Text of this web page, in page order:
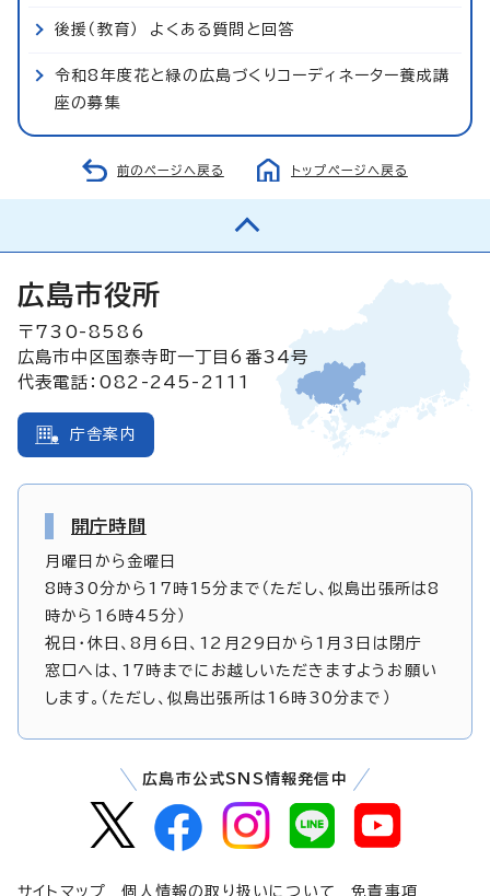
後援（教育） よくある質問と回答
令和8年度花と緑の広島づくりコーディネーター養成講
座の募集
前のページへ戻る トップページへ戻る
広島市役所
〒730-8586
広島市中区国泰寺町一丁目6番34号
代表電話：082-245-2111
庁舎案内
開庁時間
月曜日から金曜日
8時30分から17時15分まで（ただし、似島出張所は8
時から16時45分）
祝日・休日、8月6日、12月29日から1月3日は閉庁
窓口へは、17時までにお越しいただきますようお願い
します。（ただし、似島出張所は16時30分まで）
広島市公式SNS情報発信中
サイトマップ 個人情報の取り扱いについて 免責事項